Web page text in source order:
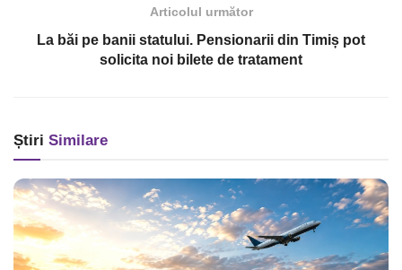
Articolul următor
La băi pe banii statului. Pensionarii din Timiș pot
solicita noi bilete de tratament
Știri Similare